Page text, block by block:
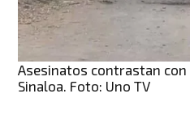
Asesinatos contrastan
Sinaloa. Foto: Uno TV